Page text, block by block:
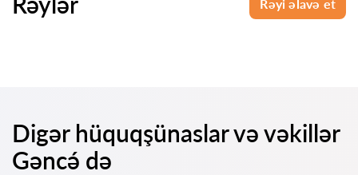
Rəyi əlavə et
Digər hüquqşünaslar və vəkillər
Gəncə́ də